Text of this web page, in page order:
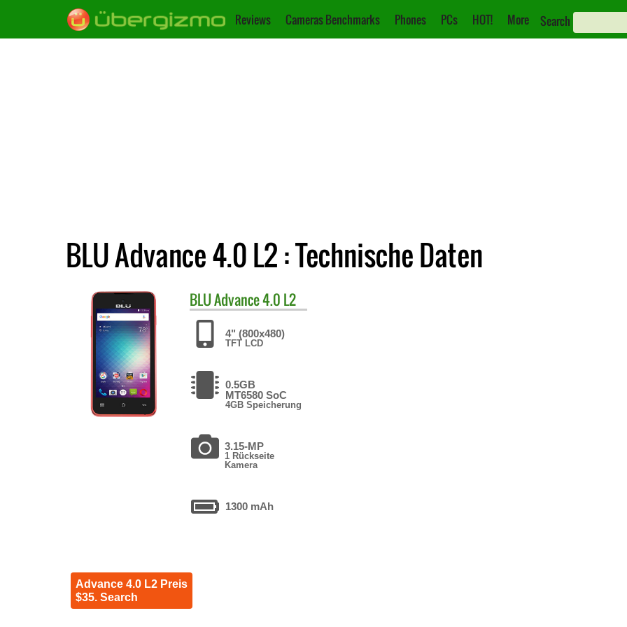
Reviews Cameras Benchmarks Phones PCs HOT! More Search
BLU Advance 4.0 L2 : Technische Daten
BLUAdvance 4.0 L2
4" (800x480)
TFT LCD
0.5GB
MT6580 SoC
4GB Speicherung
3.15-MP
1 Rückseite
Kamera
1300 mAh
Advance 4.0 L2 Preis
$35. Search